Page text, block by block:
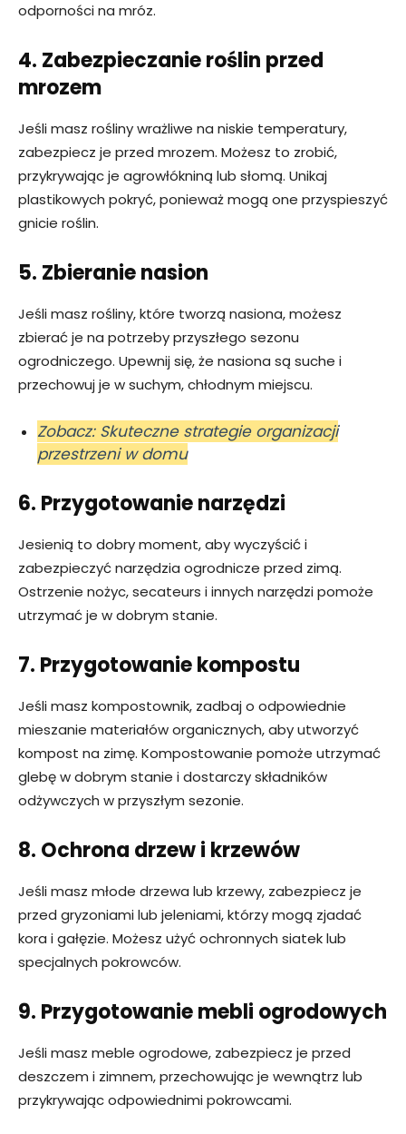
odporności na mróz.
4. Zabezpieczanie roślin przed
mrozem
Jeśli masz rośliny wrażliwe na niskie temperatury,
zabezpiecz je przed mrozem. Możesz to zrobić,
przykrywając je agrowłókniną lub słomą. Unikaj
plastikowych pokryć, ponieważ mogą one przyspieszyć
gnicie roślin.
5. Zbieranie nasion
Jeśli masz rośliny, które tworzą nasiona, możesz
zbierać je na potrzeby przyszłego sezonu
ogrodniczego. Upewnij się, że nasiona są suche i
przechowuj je w suchym, chłodnym miejscu.
Zobacz: Skuteczne strategie organizacji
przestrzeni w domu
6. Przygotowanie narzędzi
Jesienią to dobry moment, aby wyczyścić i
zabezpieczyć narzędzia ogrodnicze przed zimą.
Ostrzenie nożyc, secateurs i innych narzędzi pomoże
utrzymać je w dobrym stanie.
7. Przygotowanie kompostu
Jeśli masz kompostownik, zadbaj o odpowiednie
mieszanie materiałów organicznych, aby utworzyć
kompost na zimę. Kompostowanie pomoże utrzymać
glebę w dobrym stanie i dostarczy składników
odżywczych w przyszłym sezonie.
8. Ochrona drzew i krzewów
Jeśli masz młode drzewa lub krzewy, zabezpiecz je
przed gryzoniami lub jeleniami, którzy mogą zjadać
kora i gałęzie. Możesz użyć ochronnych siatek lub
specjalnych pokrowców.
9. Przygotowanie mebli ogrodowych
Jeśli masz meble ogrodowe, zabezpiecz je przed
deszczem i zimnem, przechowując je wewnątrz lub
przykrywając odpowiednimi pokrowcami.